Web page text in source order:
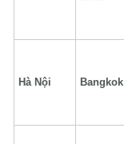
Hà Nội Bangkok